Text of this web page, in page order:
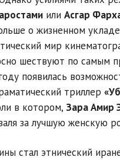
или Асгар
о жизненном
мир
шествуют по самым
появилась
триллер
в котором, Зара Амир
за лучшую женскую
стал этнический